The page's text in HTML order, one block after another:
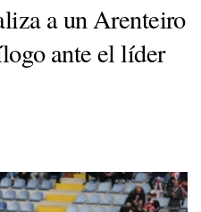
a un Arenteiro
ante el líder